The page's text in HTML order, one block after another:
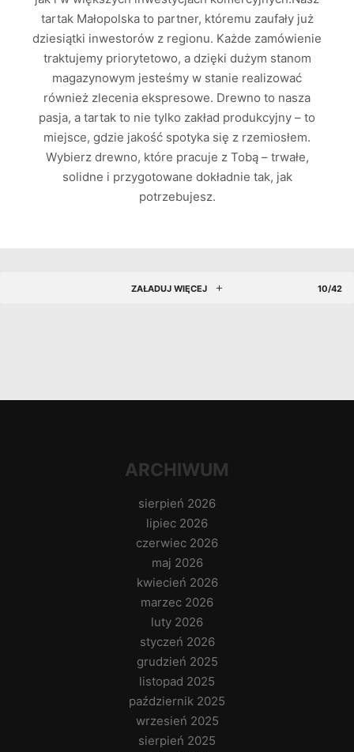
tartak Małopolska to partner, któremu zaufały już
dziesiątki inwestorów z regionu. Każde zamówienie
traktujemy priorytetowo, a dzięki dużym stanom
magazynowym jesteśmy w stanie realizować
również zlecenia ekspresowe. Drewno to nasza
pasja, a tartak to nie tylko zakład produkcyjny – to
miejsce, gdzie jakość spotyka się z rzemiosłem.
Wybierz drewno, które pracuje z Tobą – trwałe,
solidne i przygotowane dokładnie tak, jak
potrzebujesz.
ZAŁADUJ WIĘCEJ 10/42
ARCHIWUM
sierpień 2026
lipiec 2026
czerwiec 2026
maj 2026
kwiecień 2026
marzec 2026
luty 2026
styczeń 2026
grudzień 2025
listopad 2025
październik 2025
wrzesień 2025
sierpień 2025